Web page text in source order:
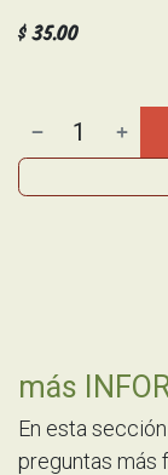
$35.00
más
En esta
preguntas más